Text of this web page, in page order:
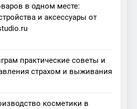
в одном месте:
и аксессуары от
практические советы и
страхом и выживания
косметики в